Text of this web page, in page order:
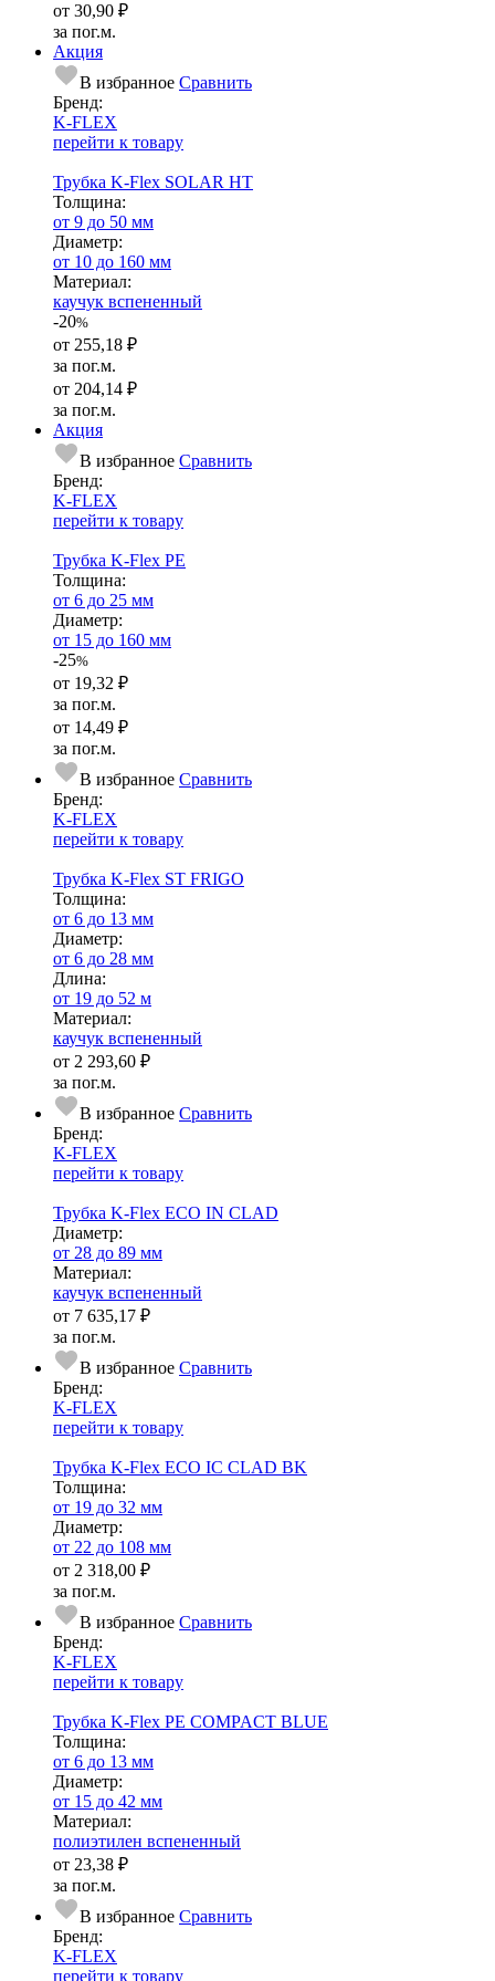
от 30,90 ₽
за пог.м.
Акция
В избранное Сравнить
Бренд:
K-FLEX
перейти к товару
Трубка K-Flex SOLAR HT
Тол­щи­на:
от 9 до 50 мм
Диаметр:
от 10 до 160 мм
Ма­­те­­ри­­ал:
каучук вспененный
-20%
от 255,18 ₽
за пог.м.
от 204,14 ₽
за пог.м.
Акция
В избранное Сравнить
Бренд:
K-FLEX
перейти к товару
Трубка K-Flex PE
Тол­щи­на:
от 6 до 25 мм
Диаметр:
от 15 до 160 мм
-25%
от 19,32 ₽
за пог.м.
от 14,49 ₽
за пог.м.
В избранное Сравнить
Бренд:
K-FLEX
перейти к товару
Трубка K-Flex ST FRIGO
Тол­щи­на:
от 6 до 13 мм
Диаметр:
от 6 до 28 мм
Длина:
от 19 до 52 м
Ма­­те­­ри­­ал:
каучук вспененный
от 2 293,60 ₽
за пог.м.
В избранное Сравнить
Бренд:
K-FLEX
перейти к товару
Трубка K-Flex ECO IN CLAD
Диаметр:
от 28 до 89 мм
Ма­­те­­ри­­ал:
каучук вспененный
от 7 635,17 ₽
за пог.м.
В избранное Сравнить
Бренд:
K-FLEX
перейти к товару
Трубка K-Flex ECO IC CLAD BK
Тол­щи­на:
от 19 до 32 мм
Диаметр:
от 22 до 108 мм
от 2 318,00 ₽
за пог.м.
В избранное Сравнить
Бренд:
K-FLEX
перейти к товару
Трубка K-Flex PE COMPACT BLUE
Тол­щи­на:
от 6 до 13 мм
Диаметр:
от 15 до 42 мм
Ма­­те­­ри­­ал:
полиэтилен вспененный
от 23,38 ₽
за пог.м.
В избранное Сравнить
Бренд:
K-FLEX
перейти к товару